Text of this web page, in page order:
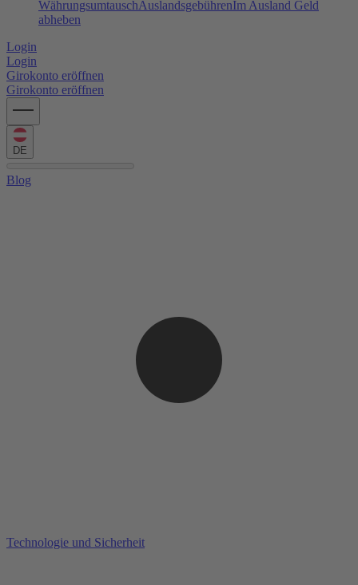
WährungsumtauschAuslandsgebührenIm Ausland Geld
abheben
Login
Login
Girokonto eröffnen
Girokonto eröffnen
DE
Blog
Technologie und Sicherheit